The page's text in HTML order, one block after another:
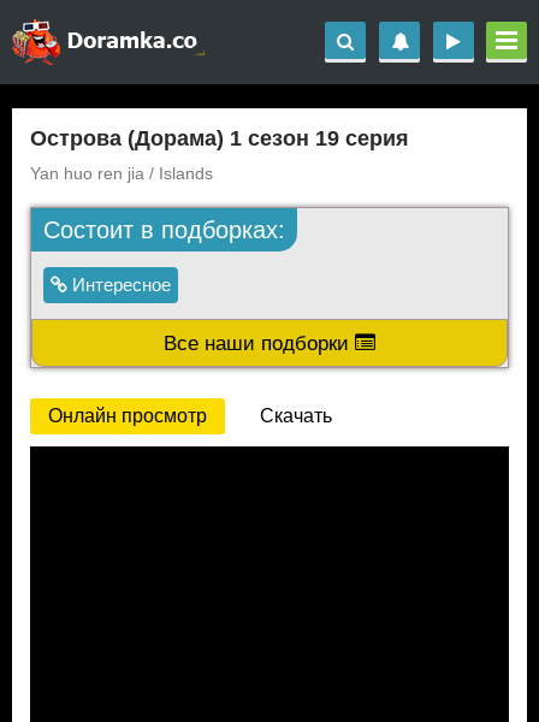
Острова (Дорама) 1 сезон 19 серия
Yan huo ren jia / Islands
Состоит в подборках:
Интересное
Все наши подборки
Онлайн просмотр Скачать